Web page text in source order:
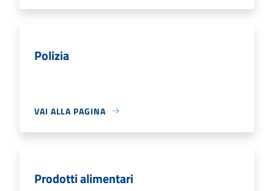
Polizia
VAI ALLA PAGINA
Prodotti alimentari